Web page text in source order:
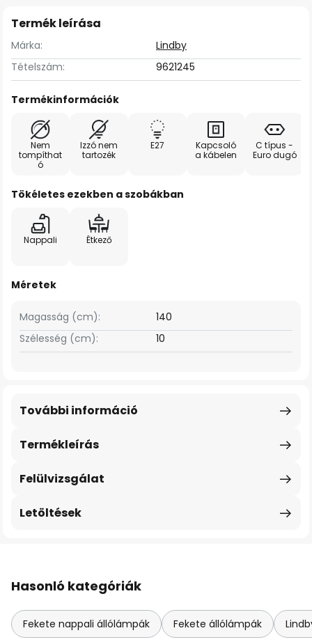
Termék leírása
Márka:
Lindby
Tételszám:
9621245
Termékinformációk
Nem
tompíthat
ó
Izzó nem
tartozék
E27
Kapcsoló
a kábelen
C típus -
Euro dugó
Tökéletes ezekben a szobákban
Nappali Étkező
Méretek
Szélesség (cm): 10
Magasság (cm): 140
Termékleírás
További információ
Felülvizsgálat
Letöltések
Hasonló kategóriák
Fekete nappali állólámpák Fekete állólámpák